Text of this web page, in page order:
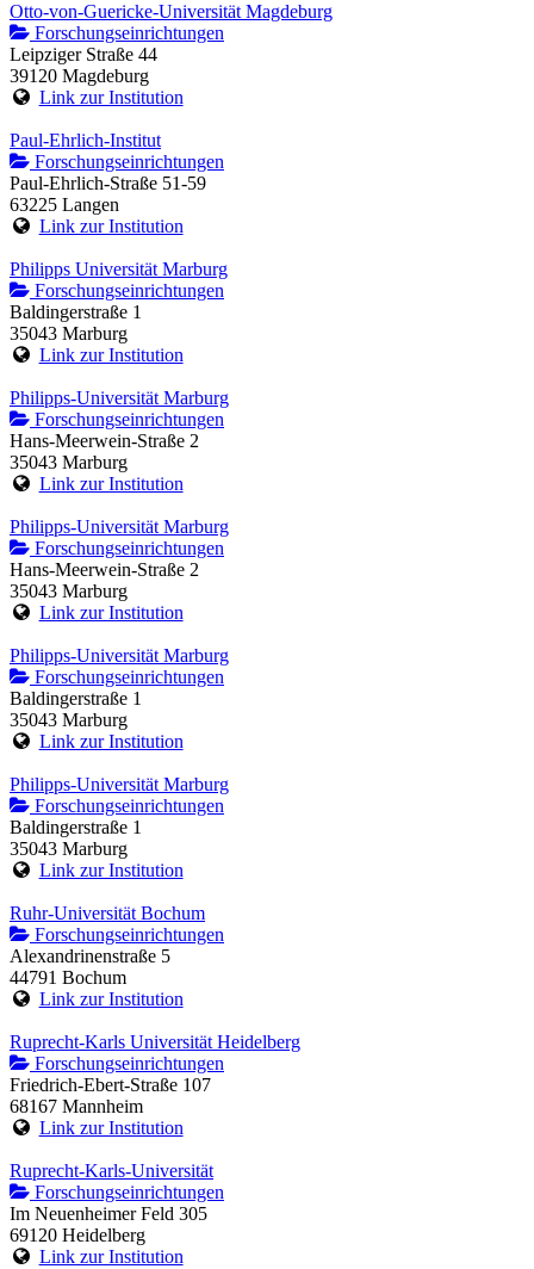
Otto-von-Guericke-Universität Magdeburg
Forschungseinrichtungen
Leipziger Straße 44
39120 Magdeburg
Link zur Institution
Paul-Ehrlich-Institut
Forschungseinrichtungen
Paul-Ehrlich-Straße 51-59
63225 Langen
Link zur Institution
Philipps Universität Marburg
Forschungseinrichtungen
Baldingerstraße 1
35043 Marburg
Link zur Institution
Philipps-Universität Marburg
Forschungseinrichtungen
Hans-Meerwein-Straße 2
35043 Marburg
Link zur Institution
Philipps-Universität Marburg
Forschungseinrichtungen
Hans-Meerwein-Straße 2
35043 Marburg
Link zur Institution
Philipps-Universität Marburg
Forschungseinrichtungen
Baldingerstraße 1
35043 Marburg
Link zur Institution
Philipps-Universität Marburg
Forschungseinrichtungen
Baldingerstraße 1
35043 Marburg
Link zur Institution
Ruhr-Universität Bochum
Forschungseinrichtungen
Alexandrinenstraße 5
44791 Bochum
Link zur Institution
Ruprecht-Karls Universität Heidelberg
Forschungseinrichtungen
Friedrich-Ebert-Straße 107
68167 Mannheim
Link zur Institution
Ruprecht-Karls-Universität
Forschungseinrichtungen
Im Neuenheimer Feld 305
69120 Heidelberg
Link zur Institution